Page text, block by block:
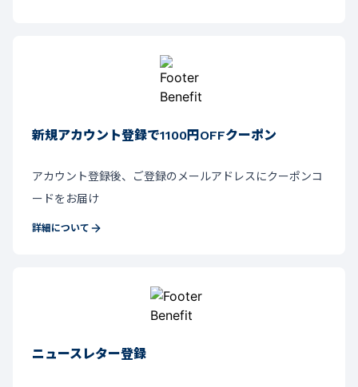
新規アカウント登録で1100円OFFクーポン
アカウント登録後、ご登録のメールアドレスにクーポンコ
ードをお届け
詳細について
ニュースレター登録